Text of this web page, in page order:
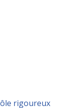
rigoureux